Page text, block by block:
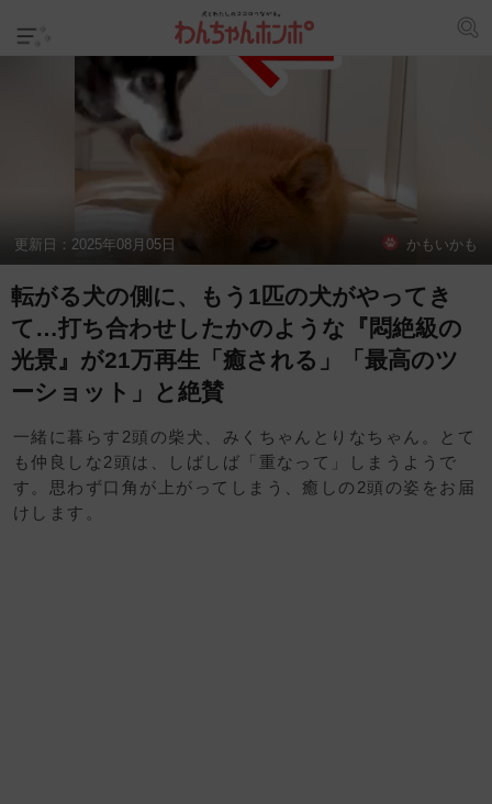
更新日： 2025年08月05日 かもいかも
転がる犬の側に、もう1匹の犬がやってき
て…打ち合わせしたかのような『悶絶級の
光景』が21万再生「癒される」「最高のツ
ーショット」と絶賛
一緒に暮らす2頭の柴犬、みくちゃんとりなちゃん。とて
も仲良しな2頭は、しばしば「重なって」しまうようで
す。思わず口角が上がってしまう、癒しの2頭の姿をお届
けします。